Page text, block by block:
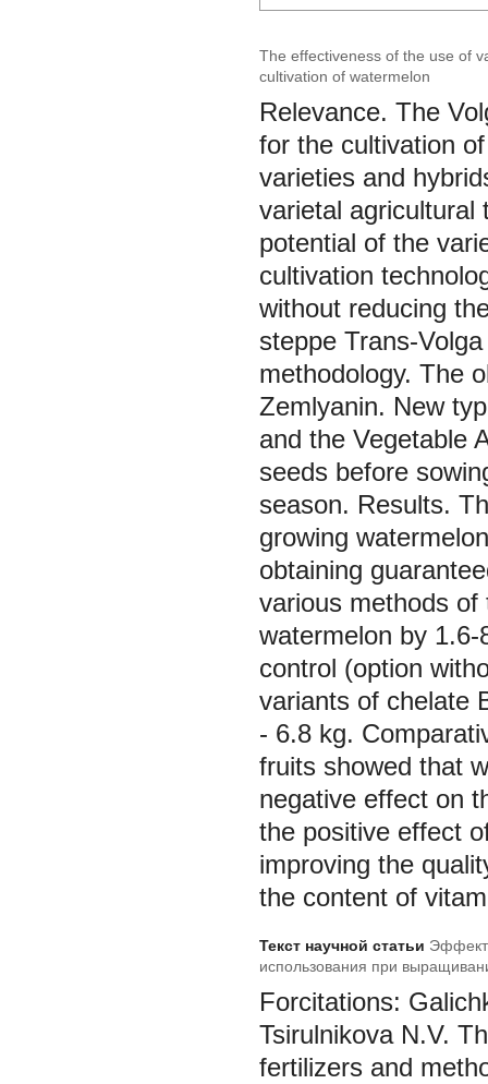
The effectiveness of the use of
cultivation of watermelon
Relevance. The
for the cultivation
varieties and
varietal agricultural
potential of the
cultivation
without reducing
steppe Trans-
methodology. The
Zemlyanin. New
and the Vegetable
seeds before
season. Results.
growing
obtaining
various methods
watermelon by
control (option
variants of chelate
- 6.8 kg.
fruits showed that
negative effect on
the positive effect
improving the
the content of
Текст научной статьи
использования при
Forcitations:
Tsirulnikova N.V.
fertilizers and